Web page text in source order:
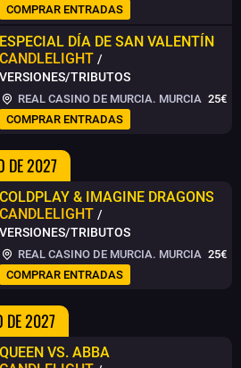
COMPRAR ENTRADAS
ESPECIAL DÍA DE SAN VALENTÍN
CANDLELIGHT /
VERSIONES/TRIBUTOS
REAL CASINO DE MURCIA. MURCIA 25€
COMPRAR ENTRADAS
DE 2027
COLDPLAY & IMAGINE DRAGONS
CANDLELIGHT /
VERSIONES/TRIBUTOS
REAL CASINO DE MURCIA. MURCIA 25€
COMPRAR ENTRADAS
DE 2027
QUEEN VS. ABBA